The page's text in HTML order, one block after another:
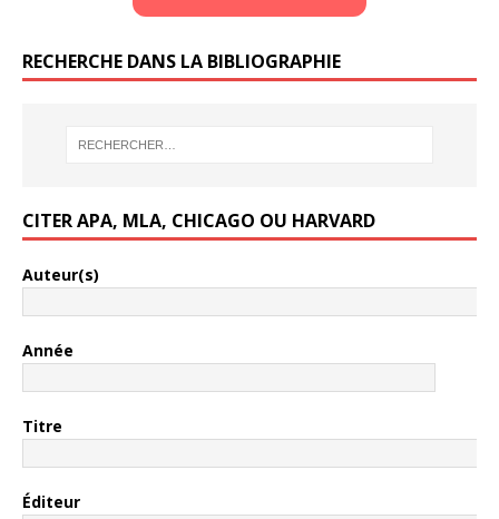
RECHERCHE DANS LA BIBLIOGRAPHIE
CITER APA, MLA, CHICAGO OU HARVARD
Auteur(s)
Année
Titre
Éditeur